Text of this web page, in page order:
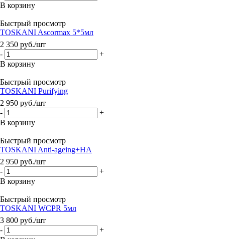
В корзину
Быстрый просмотр
TOSKANI Ascormax 5*5мл
2 350 руб./шт
-
+
В корзину
Быстрый просмотр
TOSKANI Purifying
2 950 руб./шт
-
+
В корзину
Быстрый просмотр
TOSKANI Anti-ageing+HA
2 950 руб./шт
-
+
В корзину
Быстрый просмотр
TOSKANI WCPR 5мл
3 800 руб./шт
-
+